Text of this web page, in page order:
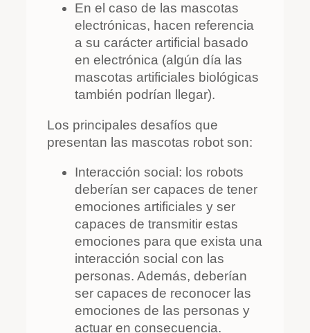
En el caso de las mascotas
electrónicas, hacen referencia
a su carácter artificial basado
en electrónica (algún día las
mascotas artificiales biológicas
también podrían llegar).
Los principales desafíos que
presentan las mascotas robot son:
Interacción social: los robots
deberían ser capaces de tener
emociones artificiales y ser
capaces de transmitir estas
emociones para que exista una
interacción social con las
personas. Además, deberían
ser capaces de reconocer las
emociones de las personas y
actuar en consecuencia.